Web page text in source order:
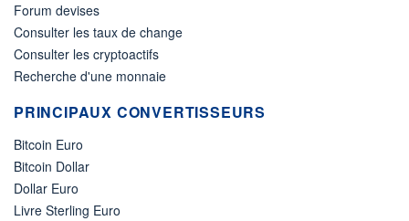
Forum devises
Consulter les taux de change
Consulter les cryptoactifs
Recherche d'une monnaie
PRINCIPAUX CONVERTISSEURS
Bitcoin Euro
Bitcoin Dollar
Dollar Euro
Livre Sterling Euro